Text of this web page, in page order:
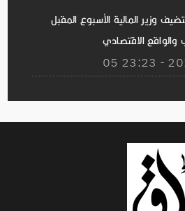
وزير المالية الأسبوع المقبل
والواقع الاقتصادي